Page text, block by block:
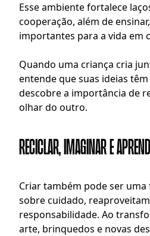
Esse ambiente fortalece
cooperação, além de
importantes para a vida em
Quando uma criança cria
entende que suas ideias
descobre a importância de
olhar do outro.
Reciclar, imaginar e
Criar também pode ser
sobre cuidado,
responsabilidade. Ao
arte, brinquedos e novas